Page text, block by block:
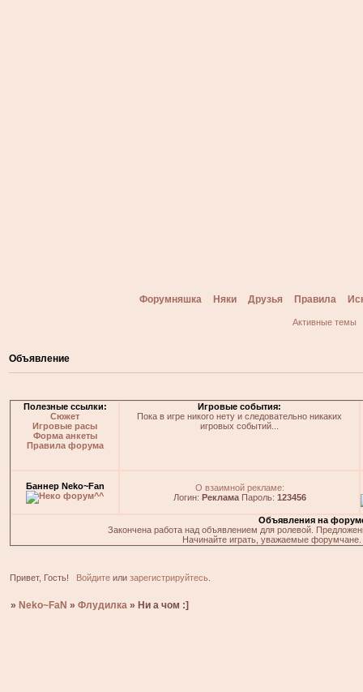
Форумняшка Няки Друзья Правила
Активные темы
Объявление
Полезные ссылки:
Сюжет
Игровые расы
Форма анкеты
Правила форума
Игровые события:
Пока в игре никого нету и следовательно никаких
игровых событий...
Баннер Neko~Fan
О взаимной рекламе:
Логин: РекламаПароль: 123456
Объявления на
Закончена работа над объявлением для ролевой.
Начинайте играть, уважаемые
Привет, Гость! Войдитеили зарегистрируйтесь.
» Neko~FaN »Флудилка » Ни а чом :]